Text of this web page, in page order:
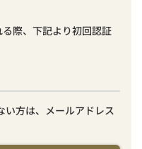
際、下記より初回認証
い方は、メールアドレス